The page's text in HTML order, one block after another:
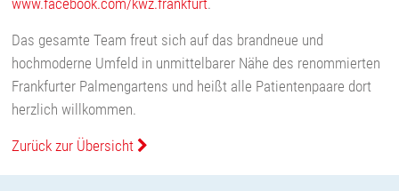
www.facebook.com/kwz.frankfurt.
Das gesamte Team freut sich auf das brandneue und
hochmoderne Umfeld in unmittelbarer Nähe des renommierten
Frankfurter Palmengartens und heißt alle Patientenpaare dort
herzlich willkommen.
Zurück zur Übersicht